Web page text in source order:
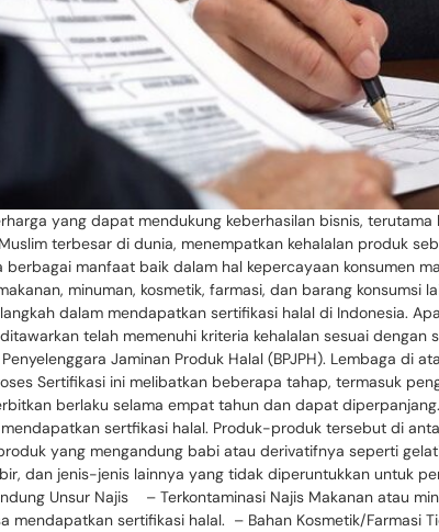
yang dapat mendukung keberhasilan bisnis,
terbesar di dunia, menempatkan kehalalan produk
manfaat baik dalam hal kepercayaan konsumen
minuman, kosmetik, farmasi, dan barang
dalam mendapatkan sertifikasi halal di Indonesia.
telah memenuhi kriteria kehalalan sesuai
Jaminan Produk Halal (BPJPH). Lembaga
Sertifikasi ini melibatkan beberapa tahap, termasuk
berlaku selama empat tahun dan dapat
sertfikasi halal. Produk-produk tersebut di
yang mengandung babi atau derivatifnya seperti
dan jenis-jenis lainnya yang tidak diperuntukkan untuk
Unsur Najis – Terkontaminasi Najis Makanan atau
mendapatkan sertifikasi halal. – Bahan Kosmetik/Farmasi